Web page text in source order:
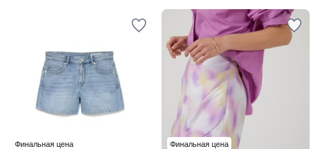
Финальная цена Финальная цена